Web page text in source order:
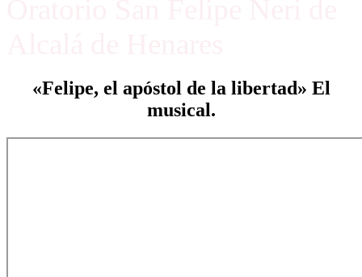
«Felipe, el apóstol de la libertad» El
musical.